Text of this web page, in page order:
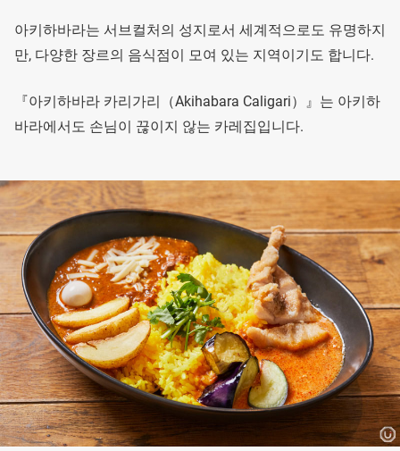
아키하바라는 서브컬처의 성지로서 세계적으로도 유명하지
만, 다양한 장르의 음식점이 모여 있는 지역이기도 합니다.
『아키하바라 카리가리（Akihabara Caligari）』는 아키하
바라에서도 손님이 끊이지 않는 카레집입니다.